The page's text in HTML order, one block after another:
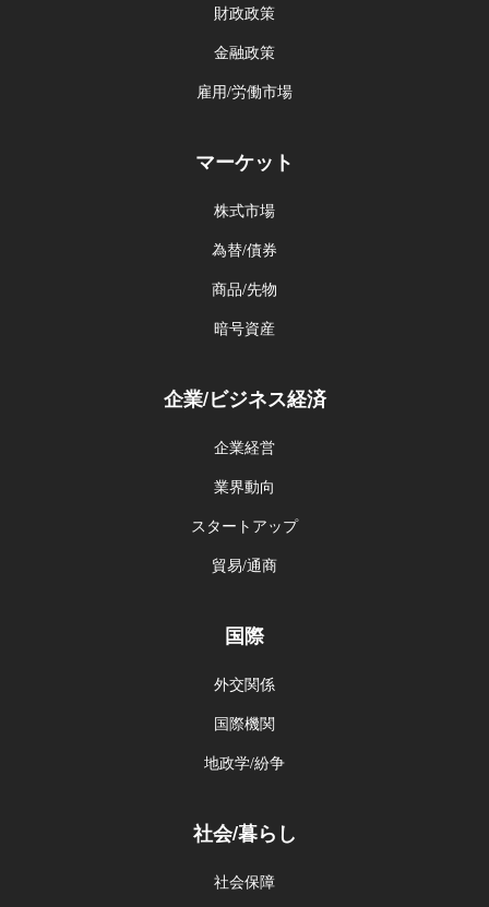
財政政策
金融政策
雇用/労働市場
マーケット
株式市場
為替/債券
商品/先物
暗号資産
企業/ビジネス経済
企業経営
業界動向
スタートアップ
貿易/通商
国際
外交関係
国際機関
地政学/紛争
社会/暮らし
社会保障